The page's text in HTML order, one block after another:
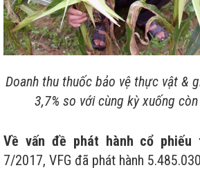
Doanh thu thuốc bảo vệ thực vật &
3,7% so với cùng kỳ xuống
Về vấn đề phát hành cổ phiếu
7/2017, VFG đã phát hành